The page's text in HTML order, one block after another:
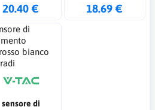
1000w
20.40 €
360gradi 1000w
18.69 €
sensore di